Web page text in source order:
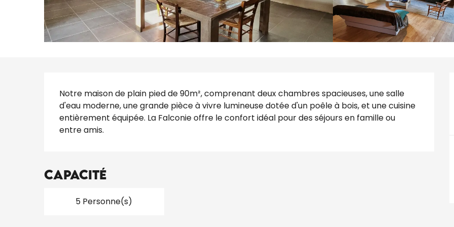
Notre maison de plain pied de 90m², comprenant deux chambres spacieuses, une salle
d'eau moderne, une grande pièce à vivre lumineuse dotée d'un poêle à bois, et une cuisine
entièrement équipée. La Falconie offre le confort idéal pour des séjours en famille ou
entre amis.
Capacité
5 Personne(s)